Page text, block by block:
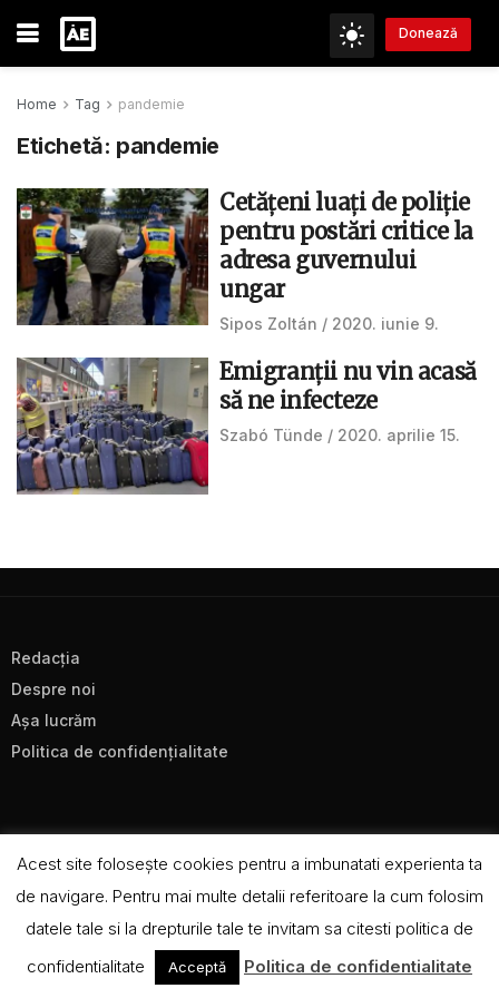
Donează
Home Tag pandemie
Etichetă: pandemie
Cetăţeni luaţi de poliţie
pentru postări critice la
adresa guvernului
ungar
Sipos Zoltán 2020. iunie 9.
Emigranții nu vin acasă
să ne infecteze
Szabó Tünde 2020. aprilie 15.
Redacţia
Despre noi
Aşa lucrăm
Politica de confidenţialitate
CC BY-NC-SA 4.0
Acest site foloseşte cookies pentru a imbunatati experienta ta
de navigare. Pentru mai multe detalii referitoare la cum folosim
datele tale si la drepturile tale te invitam sa citesti politica de
confidentialitate
Acceptă Politica de confidentialitate